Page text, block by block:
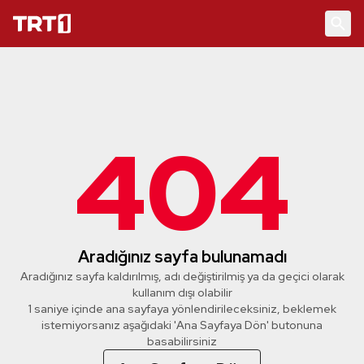
404
Aradığınız sayfa bulunamadı
Aradığınız sayfa kaldırılmış, adı değiştirilmiş ya da geçici olarak
kullanım dışı olabilir
1 saniye içinde ana sayfaya yönlendirileceksiniz, beklemek
istemiyorsanız aşağıdaki 'Ana Sayfaya Dön' butonuna
basabilirsiniz